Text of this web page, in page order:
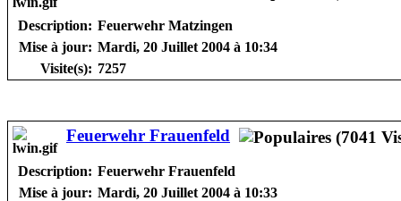
Description: Feuerwehr Matzingen
Mise à jour: Mardi, 20 Juillet 2004 à 10:34
Visite(s): 7257
Feuerwehr Frauenfeld
Description: Feuerwehr Frauenfeld
Mise à jour: Mardi, 20 Juillet 2004 à 10:33